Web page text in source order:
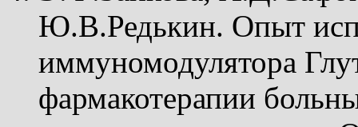
Ю.В.Редькин. Опыт
иммуномодулятора
фармакотерапии